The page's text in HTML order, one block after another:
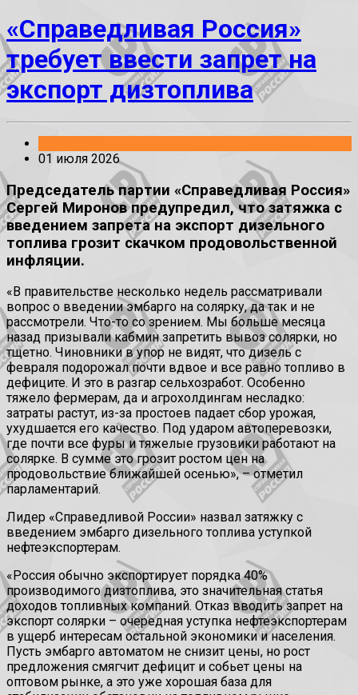
«Справедливая Россия»
требует ввести запрет на
экспорт дизтоплива
01 июля 2026
Председатель партии «Справедливая Россия»
Сергей Миронов предупредил, что затяжка с
введением запрета на экспорт дизельного
топлива грозит скачком продовольственной
инфляции.
«В правительстве несколько недель рассматривали
вопрос о введении эмбарго на солярку, да так и не
рассмотрели. Что-то со зрением. Мы больше месяца
назад призывали кабмин запретить вывоз солярки, но
тщетно. Чиновники в упор не видят, что дизель с
февраля подорожал почти вдвое и все равно топливо в
дефиците. И это в разгар сельхозработ. Особенно
тяжело фермерам, да и агрохолдингам несладко:
затраты растут, из-за простоев падает сбор урожая,
ухудшается его качество. Под ударом автоперевозки,
где почти все фуры и тяжелые грузовики работают на
солярке. В сумме это грозит ростом цен на
продовольствие ближайшей осенью», – отметил
парламентарий.
Лидер «Справедливой России» назвал затяжку с
введением эмбарго дизельного топлива уступкой
нефтеэкспортерам.
«Россия обычно экспортирует порядка 40%
производимого дизтоплива, это значительная статья
доходов топливных компаний. Отказ вводить запрет на
экспорт солярки – очередная уступка нефтеэкспортерам
в ущерб интересам остальной экономики и населения.
Пусть эмбарго автоматом не снизит цены, но рост
предложения смягчит дефицит и собьет цены на
оптовом рынке, а это уже хорошая база для